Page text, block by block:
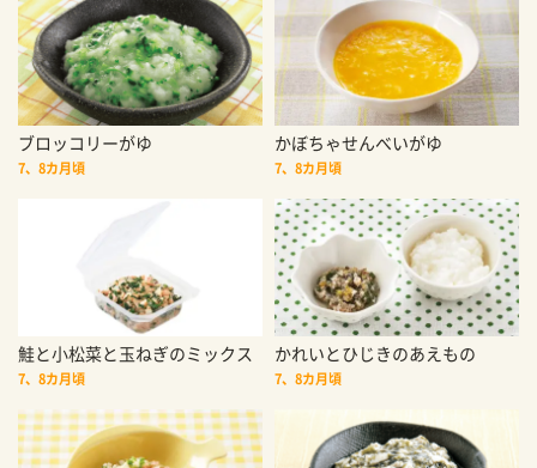
ブロッコリーがゆ
7、8カ月頃
かぼちゃせんべいがゆ
7、8カ月頃
鮭と小松菜と玉ねぎのミックス
7、8カ月頃
かれいとひじきのあえもの
7、8カ月頃